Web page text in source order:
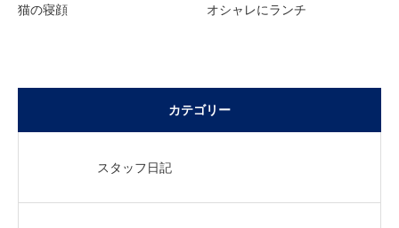
猫の寝顔 オシャレにランチ
カテゴリー
スタッフ日記